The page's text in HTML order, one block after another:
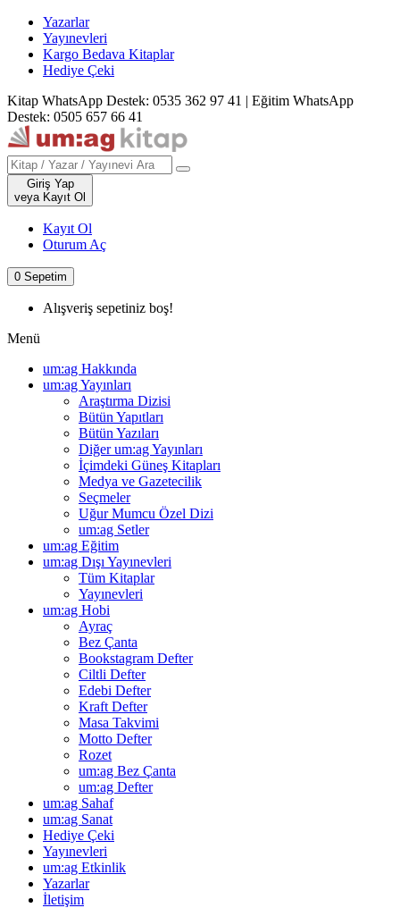
Yazarlar
Yayınevleri
Kargo Bedava Kitaplar
Hediye Çeki
Kitap WhatsApp Destek: 0535 362 97 41 | Eğitim WhatsApp
Destek: 0505 657 66 41
Giriş Yap
veya Kayıt Ol
Kayıt Ol
Oturum Aç
0 Sepetim
Alışveriş sepetiniz boş!
Menü
um:ag Hakkında
um:ag Yayınları
Araştırma Dizisi
Bütün Yapıtları
Bütün Yazıları
Diğer um:ag Yayınları
İçimdeki Güneş Kitapları
Medya ve Gazetecilik
Seçmeler
Uğur Mumcu Özel Dizi
um:ag Setler
um:ag Eğitim
um:ag Dışı Yayınevleri
Tüm Kitaplar
Yayınevleri
um:ag Hobi
Ayraç
Bez Çanta
Bookstagram Defter
Ciltli Defter
Edebi Defter
Kraft Defter
Masa Takvimi
Motto Defter
Rozet
um:ag Bez Çanta
um:ag Defter
um:ag Sahaf
um:ag Sanat
Hediye Çeki
Yayınevleri
um:ag Etkinlik
Yazarlar
İletişim